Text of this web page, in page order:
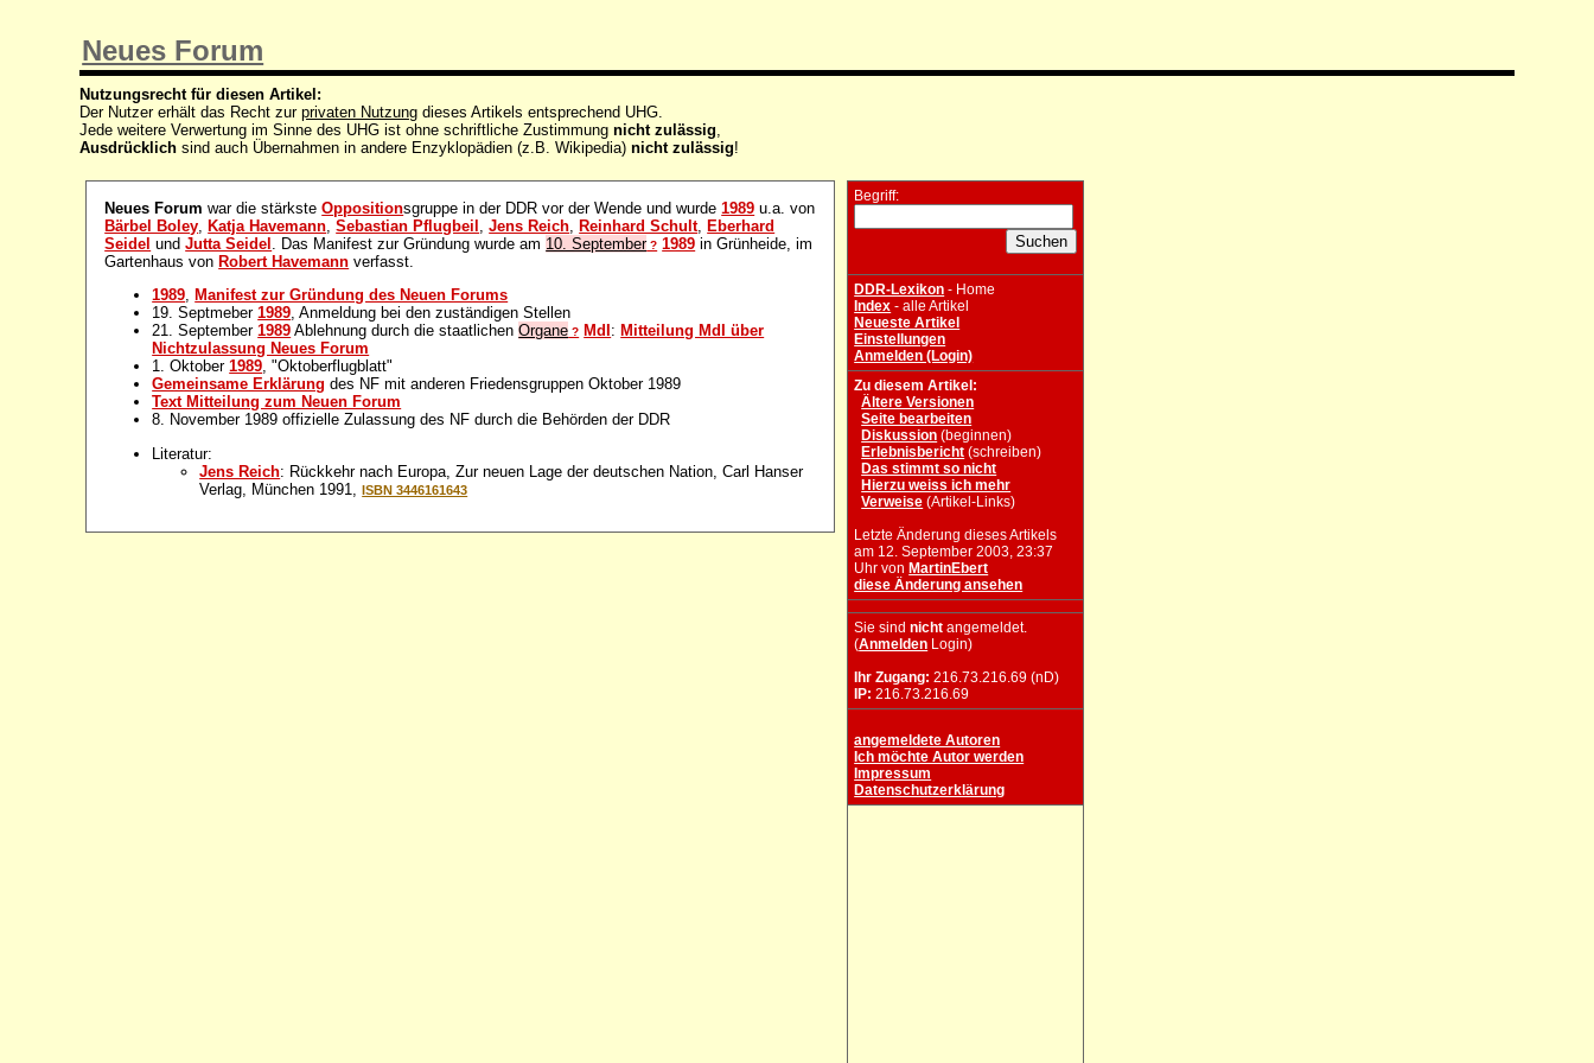
Neues Forum
Nutzungsrecht für diesen Artikel:
Der Nutzer erhält das Recht zurprivaten Nutzung dieses Artikels entsprechend UHG.
Jede weitere Verwertung im Sinne des UHG ist ohne schriftliche Zustimmungnicht zulässig
Ausdrücklich sind auch Übernahmen in andere Enzyklopädien (z.B. Wikipedia)nicht zulässig!
Neues Forum war die stärksteOppositionsgruppe in der DDR vor der Wende und wurde1989 u.a. von
Bärbel Boley
Katja Havemann ,Sebastian Pflugbeil ,Jens Reich Reinhard Schult, Eberhard
Seidel undJutta Seidel . Das Manifest zur Gründung wurde am 10. September? 1989 in Grünheide, im
Gartenhaus von Robert Havemann verfasst.
1989, Manifest zur Gründung des Neuen Forums
19. Septmeber1989, Anmeldung bei den zuständigen Stellen
21. September1989 Ablehnung durch die staatlichenOrgane ? MdI : Mitteilung MdI über
Nichtzulassung Neues Forum
1. Oktober1989, "Oktoberflugblatt"
Gemeinsame Erklärung des NF mit anderen Friedensgruppen Oktober 1989
Text Mitteilung zum Neuen Forum
8. November 1989 offizielle Zulassung des NF durch die Behörden der DDR
Literatur:
Jens Reich: Rückkehr nach Europa, Zur neuen Lage der deutschen Nation, Carl Hanser
Verlag, München 1991,ISBN 3446161643
Begriff:
DDR-Lexikon - Home
Index - alle Artikel
Neueste Artikel
Einstellungen
Anmelden (Login)
Zu diesem Artikel:
Ältere Versionen
Seite bearbeiten
Diskussion (beginnen)
Erlebnisbericht (schreiben)
Das stimmt so nicht
Hierzu weiss ich mehr
Verweise (Artikel-Links)
Letzte Änderung dieses Artikels
am 12. September 2003, 23:37
Uhr vonMartinEbert
diese Änderung ansehen
Sie sindnicht angemeldet.
(Anmelden Login)
Ihr Zugang: 216.73.216.69 (nD)
IP: 216.73.216.69
angemeldete Autoren
Ich möchte Autor werden
Impressum
Datenschutzerklärung